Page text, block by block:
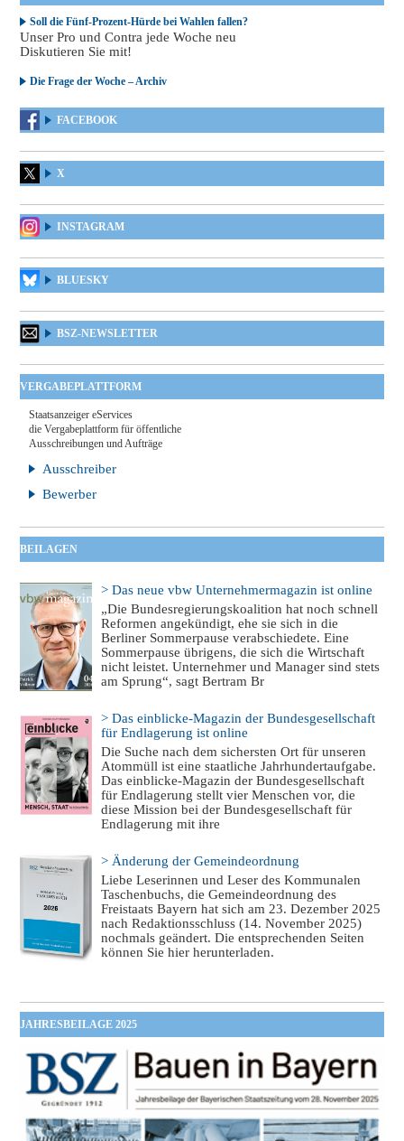
Soll die Fünf-Prozent-Hürde bei Wahlen fallen?
Unser Pro und Contra jede Woche neu
Diskutieren Sie mit!
Die Frage der Woche – Archiv
FACEBOOK
X
INSTAGRAM
BLUESKY
BSZ-NEWSLETTER
VERGABEPLATTFORM
Staatsanzeiger eServices
die Vergabeplattform für öffentliche
Ausschreibungen und Aufträge
Ausschreiber
Bewerber
BEILAGEN
> Das neue vbw Unternehmermagazin ist online
„Die Bundesregierungskoalition hat noch schnell
Reformen angekündigt, ehe sie sich in die
Berliner Sommerpause verabschiedete. Eine
Sommerpause übrigens, die sich die Wirtschaft
nicht leistet. Unternehmer und Manager sind stets
am Sprung“, sagt Bertram Br
> Das einblicke-Magazin der Bundesgesellschaft
für Endlagerung ist online
Die Suche nach dem sichersten Ort für unseren
Atommüll ist eine staatliche Jahrhundertaufgabe.
Das einblicke-Magazin der Bundesgesellschaft
für Endlagerung stellt vier Menschen vor, die
diese Mission bei der Bundesgesellschaft für
Endlagerung mit ihre
> Änderung der Gemeindeordnung
Liebe Leserinnen und Leser des Kommunalen
Taschenbuchs, die Gemeindeordnung des
Freistaats Bayern hat sich am 23. Dezember 2025
nach Redaktionsschluss (14. November 2025)
nochmals geändert. Die entsprechenden Seiten
können Sie hier herunterladen.
JAHRESBEILAGE 2025